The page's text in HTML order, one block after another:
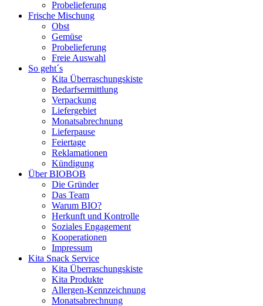
Probelieferung
Frische Mischung
Obst
Gemüse
Probelieferung
Freie Auswahl
So geht´s
Kita Überraschungskiste
Bedarfsermittlung
Verpackung
Liefergebiet
Monatsabrechnung
Lieferpause
Feiertage
Reklamationen
Kündigung
Über BIOBOB
Die Gründer
Das Team
Warum BIO?
Herkunft und Kontrolle
Soziales Engagement
Kooperationen
Impressum
Kita Snack Service
Kita Überraschungskiste
Kita Produkte
Allergen-Kennzeichnung
Monatsabrechnung